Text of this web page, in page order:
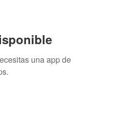
una app de